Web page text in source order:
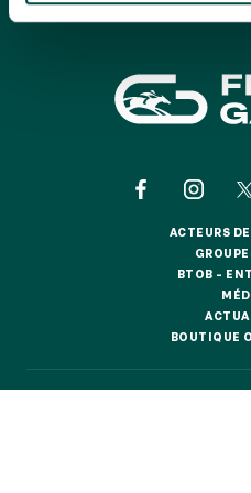
LA GARDEN PARTY -
TOUS NOS ÉVÉNEMENTS
ABONNEMENTS ANNUELS
ACTEURS
ACTEURS
BTOB –
BTOB –
BOUTIQUE